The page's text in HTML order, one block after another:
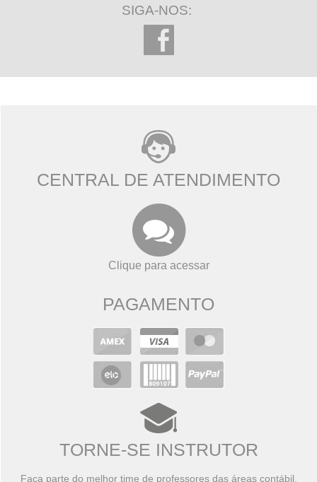
SIGA-NOS:
CENTRAL DE ATENDIMENTO
Clique para acessar
PAGAMENTO
TORNE-SE INSTRUTOR
Faça parte do melhor time de professores das áreas contábil,